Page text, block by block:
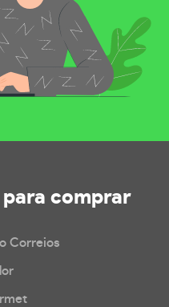
para comprar
Correios